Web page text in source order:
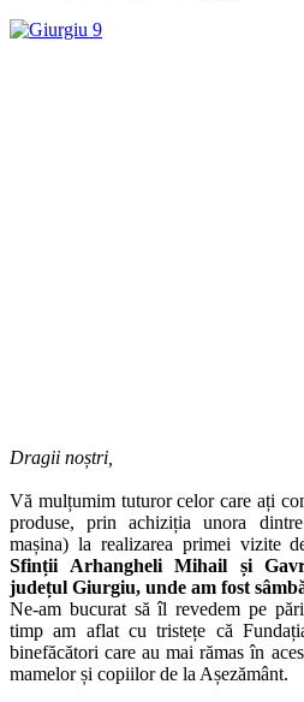
Dragii noștri,
Vă mulțumim tuturor celor care ați
produse, prin achiziția unora
mașina) la realizarea primei vizite
Sfinții Arhangheli Mihail și
județul Giurgiu, unde am fost
Ne-am bucurat să îl revedem pe
timp am aflat cu tristețe că
binefăcători care au mai rămas în
mamelor și copiilor de la Așezământ.